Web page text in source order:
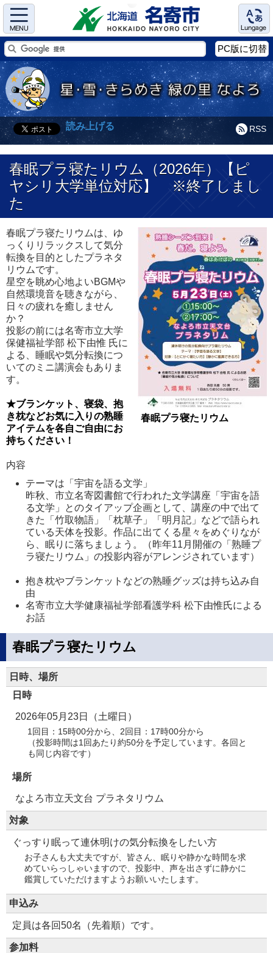
Menu Language
PC版に切替
RSS
読み上げる
春眠プラ寝たリウム（2026年）【ピ
ヤシリ大学単位対応】 ※終了しまし
た
春眠プラ寝たリウム
春眠プラ寝たリウムは、ゆ
っくりリラックスして気分
転換を目的としたプラネタ
リウムです。
星空を眺め心地よいBGMや
自然環境音を聴きながら、
日々の疲れを癒しません
か？
投影の前には名寄市立大学
保健福祉学部 松下由惟 氏に
よる、睡眠や気分転換につ
いてのミニ講演会もありま
す。
★ブランケット、寝袋、抱
き枕などお気に入りの熟睡
アイテムを各自ご自由にお
持ちください！
内容
テーマは「宇宙を語る文学」
昨秋、市立名寄図書館で行われた文学講座「宇宙を語
る文学」とのタイアップ企画として、講座の中で出て
きた「竹取物語」「枕草子」「明月記」などで語られ
ている天体を投影。作品に出てくる星々をめぐりなが
ら、眠りに落ちましょう。（昨年11月開催の「熟睡プ
ラ寝たリウム」の投影内容がアレンジされています）
抱き枕やブランケットなどの熟睡グッズは持ち込み自
由
名寄市立大学健康福祉学部看護学科 松下由惟氏による
お話
春眠プラ寝たリウム
日時、場所
日時
2026年05月23日（土曜日）
1回目：15時00分から、2回目：17時00分から
（投影時間は1回あたり約50分を予定しています。各回と
も同じ内容です）
場所
なよろ市立天文台 プラネタリウム
対象
ぐっすり眠って連休明けの気分転換をしたい方
お子さんも大丈夫ですが、皆さん、眠りや静かな時間を求
めていらっしゃいますので、投影中、声を出さずに静かに
鑑賞していただけますようお願いいたします。
申込み
定員は各回50名（先着順）です。
参加料